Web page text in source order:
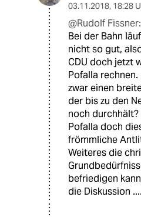
03.11.2018, 18:28
@Rudolf Fissner:
Bei der Bahn
nicht so gut,
CDU doch jetzt
Pofalla
zwar einen
der bis zu den
noch
Pofalla doch
frömmliche
Weiteres die
befriedigen
die Diskussion